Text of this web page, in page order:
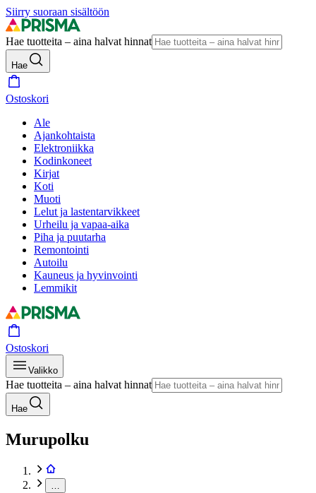
Siirry suoraan sisältöön
Hae tuotteita – aina halvat hinnat
Hae
Ostoskori
Ale
Ajankohtaista
Elektroniikka
Kodinkoneet
Kirjat
Koti
Muoti
Lelut ja lastentarvikkeet
Urheilu ja vapaa-aika
Piha ja puutarha
Remontointi
Autoilu
Kauneus ja hyvinvointi
Lemmikit
Ostoskori
Valikko
Hae tuotteita – aina halvat hinnat
Hae
Murupolku